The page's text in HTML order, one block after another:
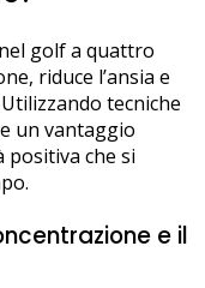
golf a quattro
riduce l’ansia e
tecniche
un vantaggio
che si
e il